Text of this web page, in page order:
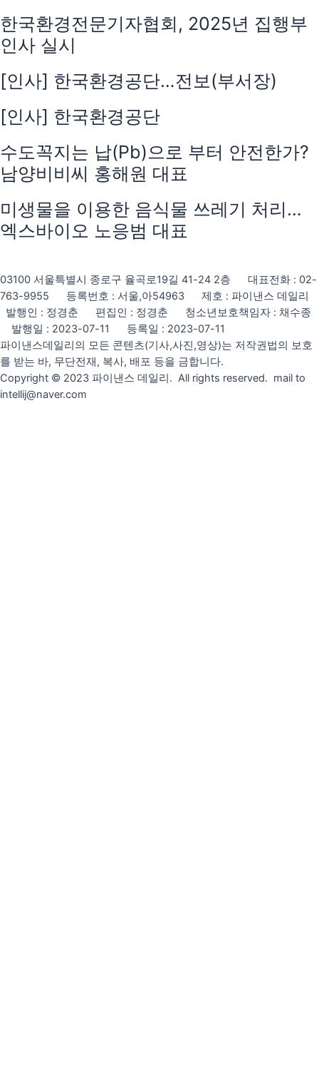
한국환경전문기자협회, 2025년 집행부
인사 실시
[인사] 한국환경공단…전보(부서장)
[인사] 한국환경공단
수도꼭지는 납(Pb)으로 부터 안전한가?
남양비비씨 홍해원 대표
미생물을 이용한 음식물 쓰레기 처리…
엑스바이오 노응범 대표
03100 서울특별시 종로구 율곡로19길 41-24 2층 대표전화 : 02-
763-9955 등록번호 : 서울,아54963 제호 : 파이낸스 데일리
발행인 : 정경춘 편집인 : 정경춘 청소년보호책임자 : 채수종
발행일 : 2023-07-11 등록일 : 2023-07-11
파이낸스데일리의 모든 콘텐츠(기사,사진,영상)는 저작권법의 보호
를 받는 바, 무단전재, 복사, 배포 등을 금합니다.
Copyright © 2023 파이낸스 데일리. All rights reserved. mail to
intellij@naver.com